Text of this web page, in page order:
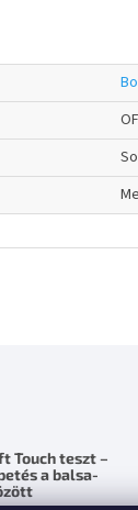
Touch teszt –
a balsa-